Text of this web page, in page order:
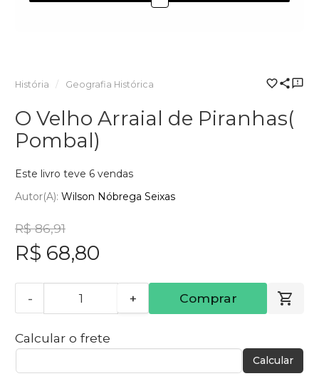
História Geografia Histórica
O Velho Arraial de Piranhas(
Pombal)
Este livro teve 6 vendas
Autor(a): Wilson Nóbrega Seixas
R$ 86,91
R$ 68,80
- + Comprar
Calcular o frete
Calcular